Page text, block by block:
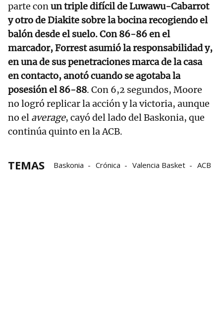
parte con un triple difícil de Luwawu-Cabarrot
y otro de Diakite sobre la bocina recogiendo el
balón desde el suelo. Con 86-86 en el
marcador, Forrest asumió la responsabilidad y,
en una de sus penetraciones marca de la casa
en contacto, anotó cuando se agotaba la
posesión el 86-88. Con 6,2 segundos, Moore
no logró replicar la acción y la victoria, aunque
no el average, cayó del lado del Baskonia, que
continúa quinto en la ACB.
TEMAS Baskonia Crónica Valencia Basket ACB